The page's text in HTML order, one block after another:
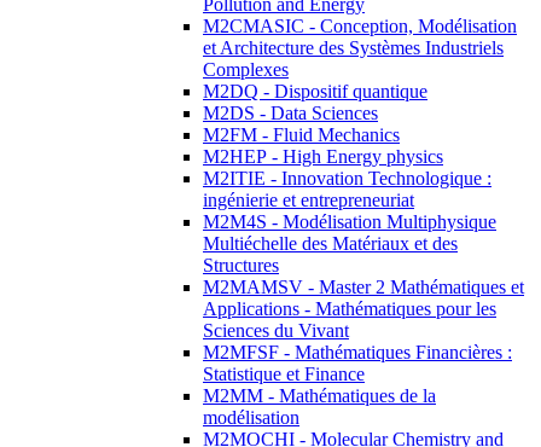
Pollution and Energy
M2CMASIC - Conception, Modélisation
et Architecture des Systèmes Industriels
Complexes
M2DQ - Dispositif quantique
M2DS - Data Sciences
M2FM - Fluid Mechanics
M2HEP - High Energy physics
M2ITIE - Innovation Technologique :
ingénierie et entrepreneuriat
M2M4S - Modélisation Multiphysique
Multiéchelle des Matériaux et des
Structures
M2MAMSV - Master 2 Mathématiques et
Applications - Mathématiques pour les
Sciences du Vivant
M2MFSF - Mathématiques Financières :
Statistique et Finance
M2MM - Mathématiques de la
modélisation
M2MOCHI - Molecular Chemistry and